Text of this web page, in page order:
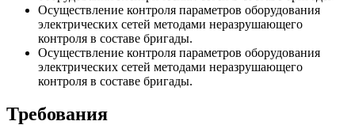
Осуществление контроля параметров оборудования
электрических сетей методами неразрушающего
контроля в составе бригады.
Осуществление контроля параметров оборудования
электрических сетей методами неразрушающего
контроля в составе бригады.
Требования